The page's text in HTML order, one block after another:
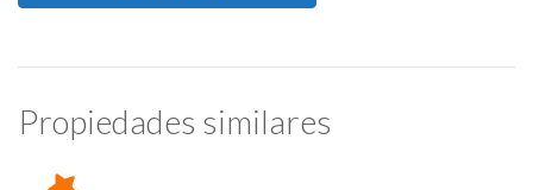
Propiedades similares